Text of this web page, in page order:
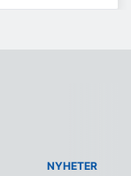
NYHETER